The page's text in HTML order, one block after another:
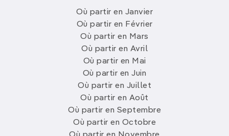
Où partir en Janvier
Où partir en Février
Où partir en Mars
Où partir en Avril
Où partir en Mai
Où partir en Juin
Où partir en Juillet
Où partir en Août
Où partir en Septembre
Où partir en Octobre